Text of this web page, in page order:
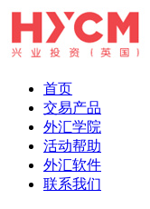
首页
交易产品
外汇学院
活动帮助
外汇软件
联系我们